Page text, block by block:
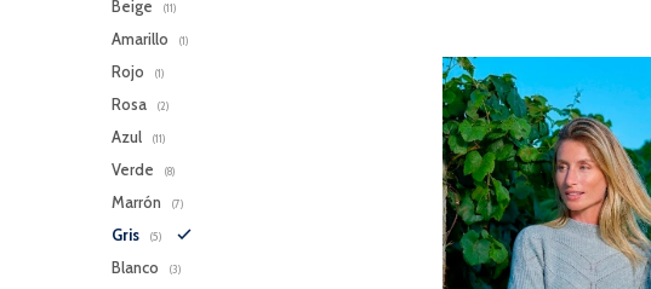
Beige (11)
Amarillo (1)
Rojo (1)
Rosa (2)
Azul (11)
Verde (8)
Marrón (7)
Gris (5)
Blanco (3)